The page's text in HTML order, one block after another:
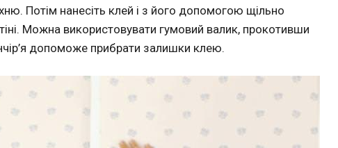
Потім нанесіть клей і з його допомогою щільно
Можна використовувати гумовий валик, прокотивши
допоможе прибрати залишки клею.